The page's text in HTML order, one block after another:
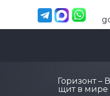
Горизонт
щит в мире